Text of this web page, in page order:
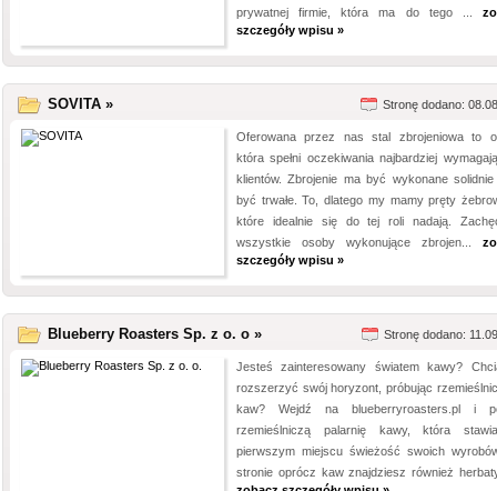
prywatnej firmie, która ma do tego ...
szczegóły wpisu »
SOVITA » Stronę dodano:
Oferowana przez nas stal zbrojeniowa to
która spełni oczekiwania najbardziej
klientów. Zbrojenie ma być wykonane
być trwałe. To, dlatego my mamy pręty
które idealnie się do tej roli nadają.
wszystkie osoby wykonujące zbrojen...
szczegóły wpisu »
Blueberry Roasters Sp. z o. o » Stronę dodano:
Jesteś zainteresowany światem kawy?
rozszerzyć swój horyzont, próbując
kaw? Wejdź na blueberryroasters.pl i
rzemieślniczą palarnię kawy, która
pierwszym miejscu świeżość swoich
stronie oprócz kaw znajdziesz również